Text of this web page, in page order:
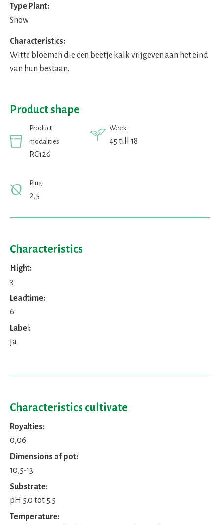
Type Plant:
Snow
Characteristics:
Witte bloemen die een beetje kalk vrijgeven aan het eind
van hun bestaan.
Product shape
Product
modalities
RC126
Week
45 till 18
Plug
2,5
Characteristics
Hight:
3
Leadtime:
6
Label:
ja
Characteristics cultivate
Royalties:
0,06
Dimensions of pot:
10,5-13
Substrate:
pH 5.0 tot 5.5
Temperature: